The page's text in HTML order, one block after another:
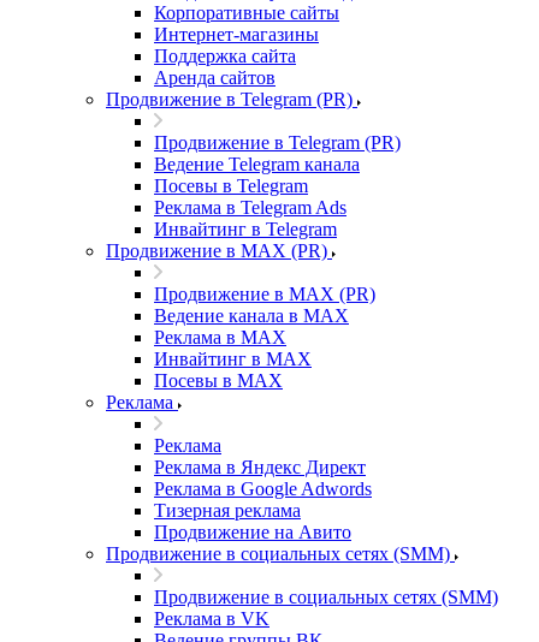
Корпоративные сайты
Интернет-магазины
Поддержка сайта
Аренда сайтов
Продвижение в Telegram (PR)
Продвижение в Telegram (PR)
Ведение Telegram канала
Посевы в Telegram
Реклама в Telegram Ads
Инвайтинг в Telegram
Продвижение в MAX (PR)
Продвижение в MAX (PR)
Ведение канала в MAX
Реклама в MAX
Инвайтинг в MAX
Посевы в MAX
Реклама
Реклама
Реклама в Яндекс Директ
Реклама в Google Adwords
Тизерная реклама
Продвижение на Авито
Продвижение в социальных сетях (SMM)
Продвижение в социальных сетях (SMM)
Реклама в VK